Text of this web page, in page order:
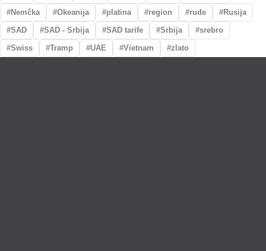
Nemčka
Okeanija platina region rude
Rusija
SAD
SAD - Srbija SAD tarife Srbija
srebro
Swiss
Tramp UAE Vietnam zlato